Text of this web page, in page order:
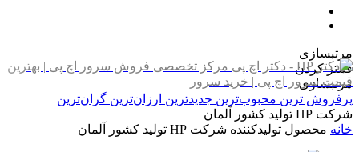
مرتبسازی
فیلتر کردن
مرتبسازی
پرفروش ترین محبوب‌ترین جدیدترین ارزان‌ترین گران‌ترین
شرکت HP تولید کشور آلمان
خانه محصول تولیدکننده شرکت HP تولید کشور آلمان